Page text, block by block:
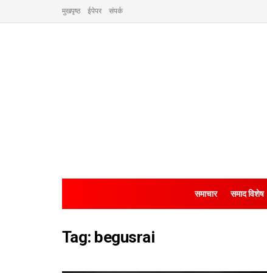
मुखपृष्ठ ईपेपर संपर्क
समाचार समाद विशेष
Tag: begusrai